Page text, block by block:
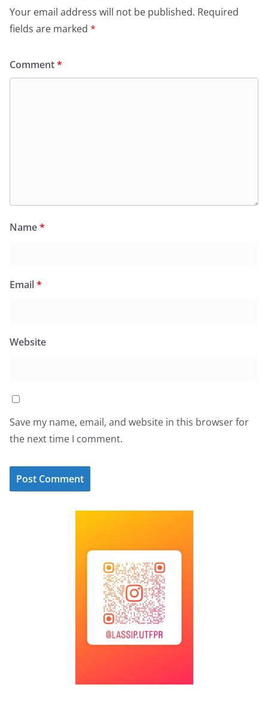
Your email address will not be published. Required
fields are marked *
Comment*
Name*
Email*
Website
Save my name, email, and website in this browser for
the next time I comment.